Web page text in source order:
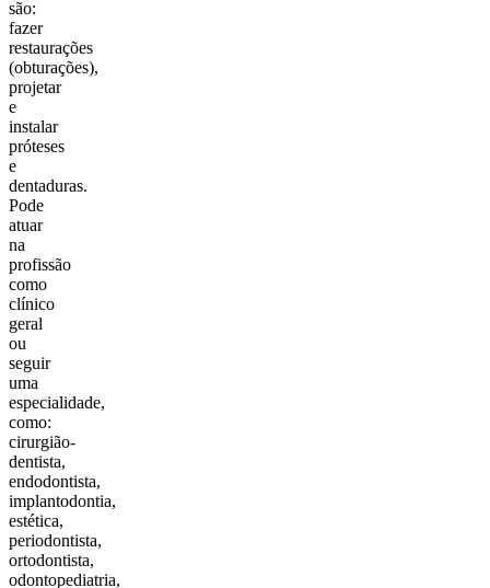
são:
fazer
restaurações
(obturações),
projetar
e
instalar
próteses
e
dentaduras.
Pode
atuar
na
profissão
como
clínico
geral
ou
seguir
uma
especialidade,
como:
cirurgião-
dentista,
endodontista,
implantodontia,
estética,
periodontista,
ortodontista,
odontopediatria,